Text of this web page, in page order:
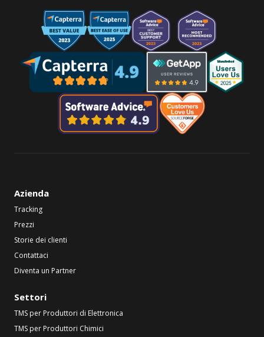
Azienda
Tracking
Prezzi
Storie dei clienti
Contattaci
Diventa un Partner
Settori
TMS per Produttori di Elettronica
TMS per Produttori Chimici